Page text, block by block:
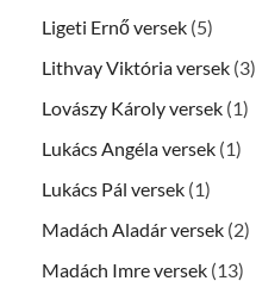
Ligeti Ernő versek (5)
Lithvay Viktória versek (3)
Lovászy Károly versek (1)
Lukács Angéla versek (1)
Lukács Pál versek (1)
Madách Aladár versek (2)
Madách Imre versek (13)